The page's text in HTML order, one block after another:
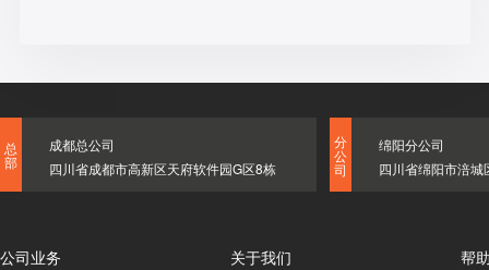
总
部
成都总公司
四川省成都市高新区天府软件园G区8栋
分
公
司
绵阳分公司
四川省绵阳市涪
公司业务 关于我们 帮